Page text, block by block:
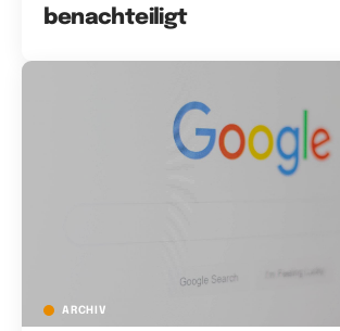
benachteiligt
ARCHIV